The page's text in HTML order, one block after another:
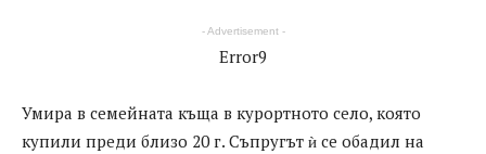
- Advertisement -
Error9
Умира в семейната къща в курортното село, която
купили преди близо 20 г. Съпругът ѝ се обадил на